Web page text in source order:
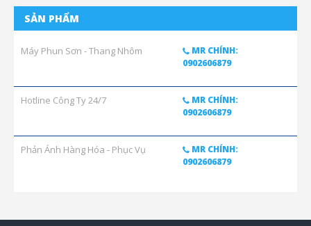
SẢN PHẨM
Máy Phun Sơn - Thang Nhôm
MR CHÍNH:
0902606879
Hotline Công Ty 24/7
MR CHÍNH:
0902606879
Phản Ánh Hàng Hóa - Phục Vụ
MR CHÍNH:
0902606879